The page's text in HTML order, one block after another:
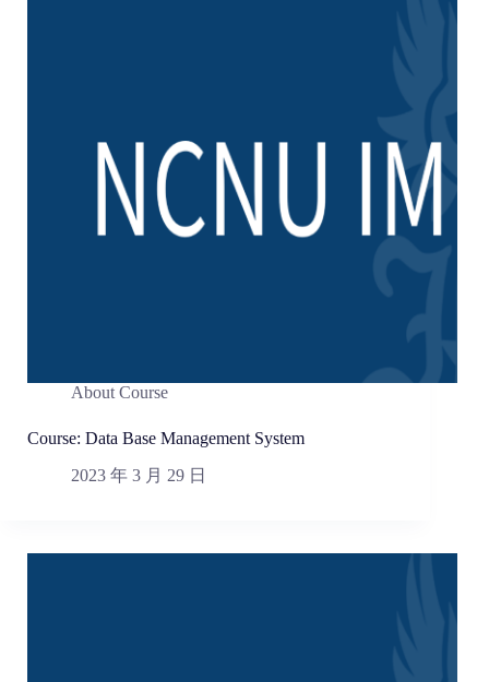
About Course
Course: Data Base Management System
2023 年 3 月 29 日